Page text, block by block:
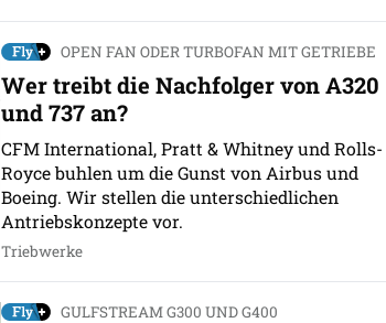
OPEN FAN ODER TURBOFAN MIT GETRIEBE
Wer treibt die Nachfolger von A320
und 737 an?
CFM International, Pratt & Whitney und Rolls-
Royce buhlen um die Gunst von Airbus und
Boeing. Wir stellen die unterschiedlichen
Antriebskonzepte vor.
Triebwerke
GULFSTREAM G300 UND G400